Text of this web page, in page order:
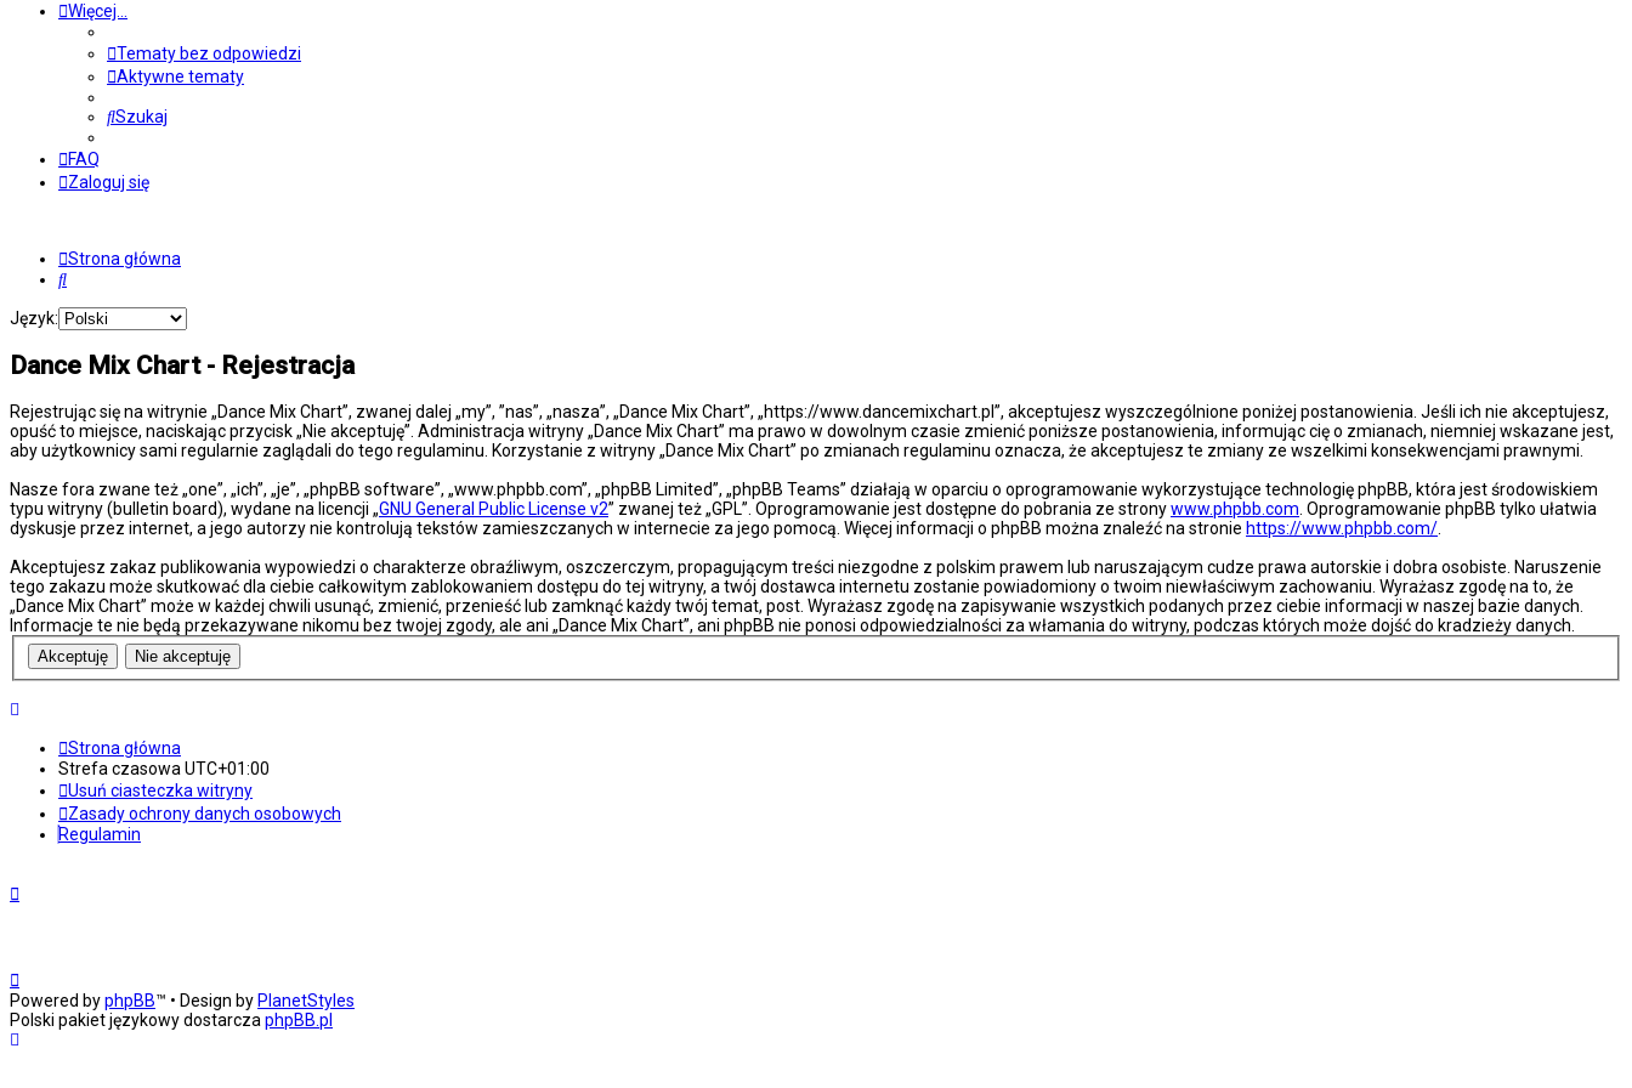
Więcej…
Tematy bez odpowiedzi
Aktywne tematy
Szukaj
FAQ
Zaloguj się
Strona główna
Szukaj
Język:
Dance Mix Chart - Rejestracja
Rejestrując się na witrynie „Dance Mix Chart”, zwanej dalej „my”, ”nas”, „nasza”, „Dance Mix Chart”, „https://www.dancemixchart.pl”, akceptujesz wyszczególnione poniżej postanowienia. Jeśli ich nie akceptujesz,
opuść to miejsce, naciskając przycisk „Nie akceptuję”. Administracja witryny „Dance Mix Chart” ma prawo w dowolnym czasie zmienić poniższe postanowienia, informując cię o zmianach, niemniej wskazane jest,
aby użytkownicy sami regularnie zaglądali do tego regulaminu. Korzystanie z witryny „Dance Mix Chart” po zmianach regulaminu oznacza, że akceptujesz te zmiany ze wszelkimi konsekwencjami prawnymi.
Nasze fora zwane też „one”, „ich”, „je”, „phpBB software”, „www.phpbb.com”, „phpBB Limited”, „phpBB Teams” działają w oparciu o oprogramowanie wykorzystujące technologię phpBB, która jest środowiskiem
typu witryny (bulletin board), wydane na licencji „GNU General Public License v2” zwanej też „GPL”. Oprogramowanie jest dostępne do pobrania ze stronywww.phpbb.com . Oprogramowanie phpBB tylko ułatwia
dyskusje przez internet, a jego autorzy nie kontrolują tekstów zamieszczanych w internecie za jego pomocą. Więcej informacji o phpBB można znaleźć na stronie https://www.phpbb.com/
Akceptujesz zakaz publikowania wypowiedzi o charakterze obraźliwym, oszczerczym, propagującym treści niezgodne z polskim prawem lub naruszającym cudze prawa autorskie i dobra osobiste. Naruszenie
tego zakazu może skutkować dla ciebie całkowitym zablokowaniem dostępu do tej witryny, a twój dostawca internetu zostanie powiadomiony o twoim niewłaściwym zachowaniu. Wyrażasz zgodę na to, że
„Dance Mix Chart” może w każdej chwili usunąć, zmienić, przenieść lub zamknąć każdy twój temat, post. Wyrażasz zgodę na zapisywanie wszystkich podanych przez ciebie informacji w naszej bazie danych.
Informacje te nie będą przekazywane nikomu bez twojej zgody, ale ani „Dance Mix Chart”, ani phpBB nie ponosi odpowiedzialności za włamania do witryny, podczas których może dojść do kradzieży danych.
Strona główna
Strefa czasowaUTC+01:00
Usuń ciasteczka witryny
Zasady ochrony danych osobowych
Regulamin
Powered byphpBB™ • Design by PlanetStyles
Polski pakiet językowy dostarczaphpBB.pl